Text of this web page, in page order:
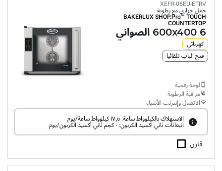
XEFR-06EU-ETRV
حمل حراري مع رطوبة
BAKERLUX SHOP.Pro™ TOUCH
COUNTERTOP
6 600x400 الصواني
كهربائي
فتح الباب تلقائيا
لوحة رقمية
مراقبة الرطوبة
الاتصال وإنترنت الأشياء
الاستهلاك بالكيلوواط ساعة: ١٧٫٥ كيلوواط ساعة/يوم
انبعاثات ثاني اكسيد الكربون: ٠ كجم ثاني أكسيد الكربون/يوم
قارن